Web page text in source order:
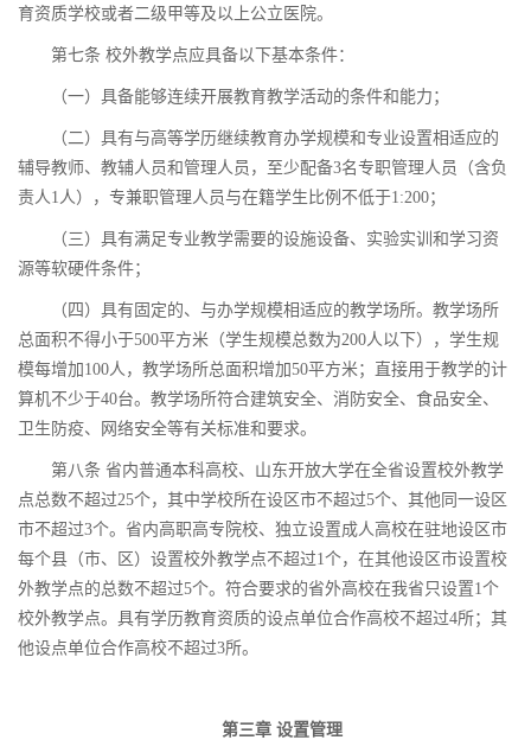
育资质学校或者二级甲等及以上公立医院。
第七条 校外教学点应具备以下基本条件：
（一）具备能够连续开展教育教学活动的条件和能力；
（二）具有与高等学历继续教育办学规模和专业设置相适应的
辅导教师、教辅人员和管理人员，至少配备3名专职管理人员（含负
责人1人），专兼职管理人员与在籍学生比例不低于1:200；
（三）具有满足专业教学需要的设施设备、实验实训和学习资
源等软硬件条件；
（四）具有固定的、与办学规模相适应的教学场所。教学场所
总面积不得小于500平方米（学生规模总数为200人以下），学生规
模每增加100人，教学场所总面积增加50平方米；直接用于教学的计
算机不少于40台。教学场所符合建筑安全、消防安全、食品安全、
卫生防疫、网络安全等有关标准和要求。
第八条 省内普通本科高校、山东开放大学在全省设置校外教学
点总数不超过25个，其中学校所在设区市不超过5个、其他同一设区
市不超过3个。省内高职高专院校、独立设置成人高校在驻地设区市
每个县（市、区）设置校外教学点不超过1个，在其他设区市设置校
外教学点的总数不超过5个。符合要求的省外高校在我省只设置1个
校外教学点。具有学历教育资质的设点单位合作高校不超过4所；其
他设点单位合作高校不超过3所。
第三章 设置管理